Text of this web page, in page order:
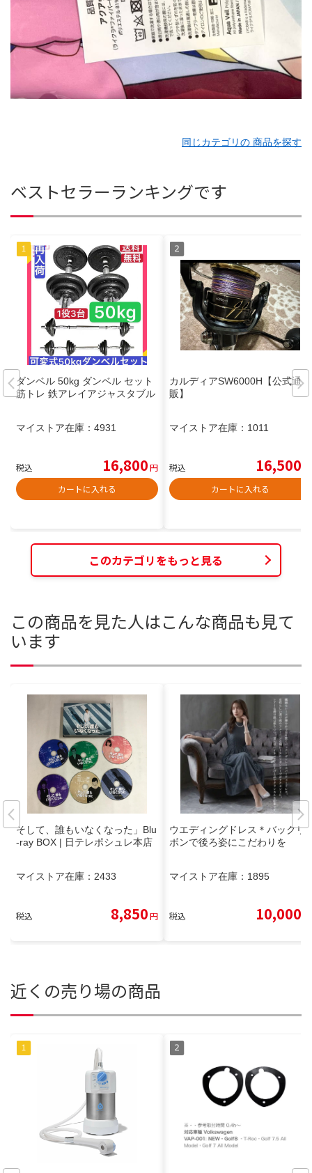
同じカテゴリの 商品を探す
ベストセラーランキングです
ダンベル 50kg ダンベル セット
筋トレ 鉄アレイアジャスタブル
マイストア在庫： 4931
税込 16,800円
カートに入れる
カルディアSW6000H【公式通
販】
マイストア在庫： 1011
税込 16,500
カートに入れる
このカテゴリをもっと見る
この商品を見た人はこんな商品も見て
います
そして、誰もいなくなった」Blu
-ray BOX | 日テレポシュレ本店
マイストア在庫： 2433
税込 8,850円
ウエディングドレス＊バックリ
ボンで後ろ姿にこだわりを
マイストア在庫： 1895
税込 10,000
近くの売り場の商品